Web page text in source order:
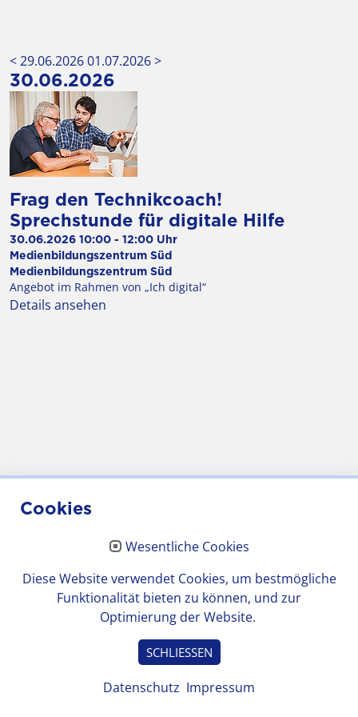
< 29.06.202601.07.2026 >
30.06.2026
Frag den Technikcoach!
Sprechstunde für digitale Hilfe
30.06.2026 10:00 - 12:00 Uhr
Ort
Medienbildungszentrum Süd
Veranstalter
Medienbildungszentrum Süd
Angebot im Rahmen von „Ich digital“
Details ansehen
Cookies
Wesentliche Cookies
Diese Website verwendet Cookies, um bestmögliche
Funktionalität bieten zu können, und zur
Optimierung der Website.
SCHLIESSEN
Datenschutz Impressum